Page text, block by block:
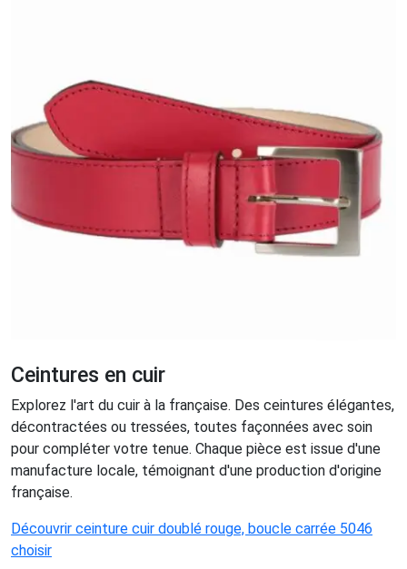
Ceintures en cuir
Explorez l'art du cuir à la française. Des ceintures élégantes,
décontractées ou tressées, toutes façonnées avec soin
pour compléter votre tenue. Chaque pièce est issue d'une
manufacture locale, témoignant d'une production d'origine
française.
Découvrir ceinture cuir doublé rouge, boucle carrée 5046
choisir